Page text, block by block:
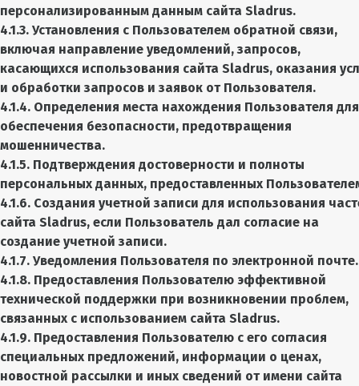
персонализированным данным сайта Sladrus.
4.1.3. Установления с Пользователем обратной связи,
включая направление уведомлений, запросов,
касающихся использования сайта Sladrus, оказания
и обработки запросов и заявок от Пользователя.
4.1.4. Определения места нахождения Пользователя для
обеспечения безопасности, предотвращения
мошенничества.
4.1.5. Подтверждения достоверности и полноты
персональных данных, предоставленных
4.1.6. Создания учетной записи для использования
сайта Sladrus, если Пользователь дал согласие на
создание учетной записи.
4.1.7. Уведомления Пользователя по электронной почте.
4.1.8. Предоставления Пользователю эффективной
технической поддержки при возникновении проблем,
связанных с использованием сайта Sladrus.
4.1.9. Предоставления Пользователю с его согласия
специальных предложений, информации о ценах,
новостной рассылки и иных сведений от имени сайта